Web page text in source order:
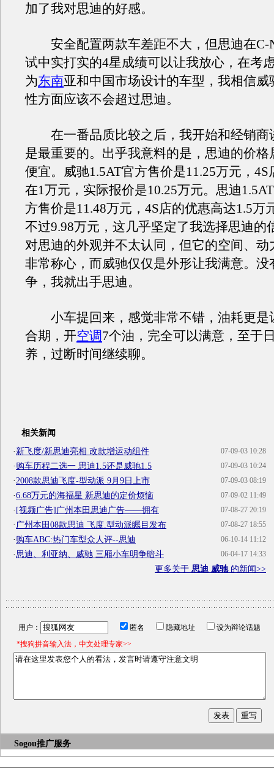
加了我对思迪的好感。
安全配置两款车差距不大，但思迪在C-
试中实打实的4星成绩可以让我放心，在考
为东南亚和中国市场设计的车型，我相信威
性方面应该不会超过思迪。
在一番品质比较之后，我开始和经销商
是最重要的。出乎我意料的是，思迪的价格
便宜。威驰1.5AT官方售价是11.25万元，
在1万元，实际报价是10.25万元。思迪
方售价是11.48万元，4S店的优惠高达1.5万
不过9.98万元，这几乎坚定了我选择思迪的
对思迪的外观并不太认同，但它的空间、动
非常称心，而威驰仅仅是外形让我满意。没
争，我就出手思迪。
小车提回来，感觉非常不错，油耗更是
合期，开空调7个油，完全可以满意，至于
养，过断时间继续聊。
相关新闻
07-09-03 10:28
·新飞度/新思迪亮相 改款增运动组件
07-09-03 10:24
·购车历程二选一 思迪1.5还是威驰1.5
07-09-03 08:19
·2008款思迪飞度-型动派 9月9日上市
07-09-02 11:49
·6.68万元的海福星 新思迪的定价烦恼
07-08-27 20:19
·[视频广告]广州本田思迪广告——拥有
07-08-27 18:55
· 广州本田08款思迪 飞度.型动派瞩目发布
06-10-14 11:12
·购车ABC:热门车型众人评--思迪
06-04-17 14:33
·思迪、利亚纳、威驰 三厢小车明争暗斗
更多关于 思迪 威驰的新闻>>
用户： 匿名 隐藏地址
设为辩论话题
*搜狗拼音输入法，中文处理专家>>
Sogou推广服务